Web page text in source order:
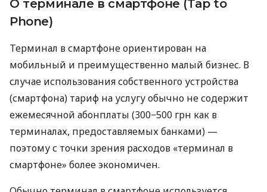
О терминале в смартфоне (Tap to
Phone)
Терминал в смартфоне ориентирован на
мобильный и преимущественно малый бизнес. В
случае использования собственного устройства
(смартфона) тариф на услугу обычно не содержит
ежемесячной абонплаты (300−500 грн как в
терминалах, предоставляемых банками) —
поэтому с точки зрения расходов «терминал в
смартфоне» более экономичен.